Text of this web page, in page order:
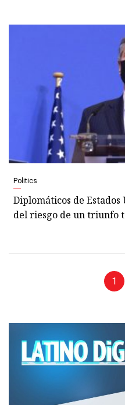
Politics
Diplomáticos de
del riesgo de un triunfo
1